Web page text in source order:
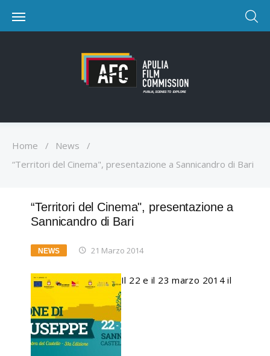
Home / News
/
“Territori del Cinema", presentazione a Sannicandro di Bari
“Territori del Cinema", presentazione a
Sannicandro di Bari
NEWS 21 Marzo 2014
Il 22 e il 23 marzo 2014 il